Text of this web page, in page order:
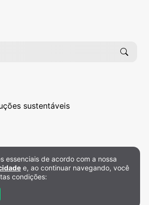
sustentáveis
e Cookies
essenciais de acordo com a nossa
e, ao continuar navegando, você
condições: